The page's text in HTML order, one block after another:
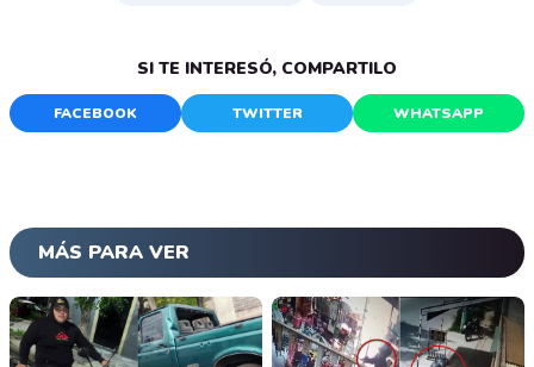
SI TE INTERESÓ, COMPARTILO
FACEBOOK TWITTER WHATSAPP
MÁS PARA VER